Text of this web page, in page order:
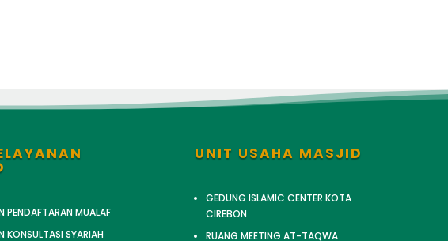
PENDAFTARAN MUALAF
KONSULTASI SYARIAH
UNIT USAHA MASJID
GEDUNG ISLAMIC CENTER KOTA
CIREBON
RUANG MEETING AT-TAQWA